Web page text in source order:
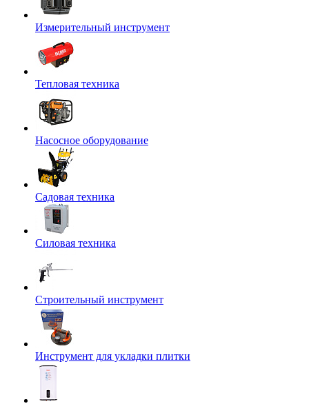
Измерительный инструмент
Тепловая техника
Насосное оборудование
Садовая техника
Силовая техника
Строительный инструмент
Инструмент для укладки плитки